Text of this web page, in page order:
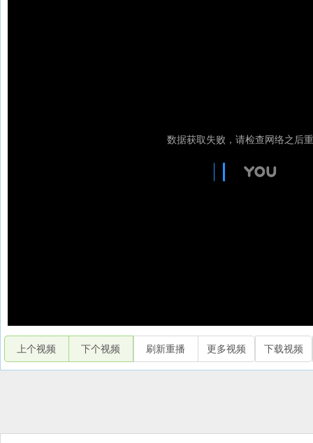
上个视频 下个视频 刷新重播 更多视频 下载视频